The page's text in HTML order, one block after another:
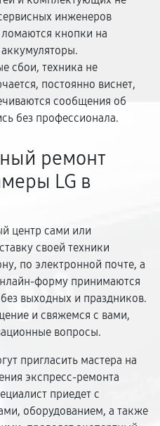
инженеров
кнопки на
сбои, техника не
постоянно виснет,
сообщения об
без профессионала.
ремонт
LG в
центр сами или
своей техники
по электронной почте, а
форму принимаются
выходных и праздников.
и свяжемся с вами,
вопросы.
пригласить мастера на
экспресс-ремонта
приедет с
оборудованием, а также